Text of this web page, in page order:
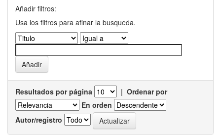
Añadir filtros:
Usa los filtros para afinar la busqueda.
Resultados por página | Ordenar por
En orden
Autor/registro